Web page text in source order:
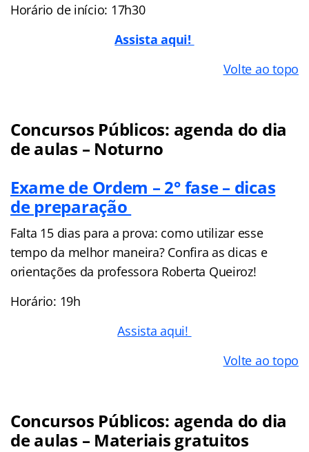
Horário de início: 17h30
Assista aqui!
Volte ao topo
Concursos Públicos: agenda do dia
de aulas – Noturno
Exame de Ordem – 2° fase – dicas
de preparação
Falta 15 dias para a prova: como utilizar esse
tempo da melhor maneira? Confira as dicas e
orientações da professora Roberta Queiroz!
Horário: 19h
Assista aqui!
Volte ao topo
Concursos Públicos: agenda do dia
de aulas – Materiais gratuitos